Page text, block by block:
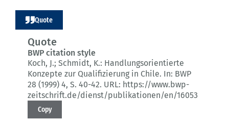
Quote
Quote
BWP citation style
Koch, J.; Schmidt, K.: Handlungsorientierte
Konzepte zur Qualifizierung in Chile. In: BWP
28 (1999) 4, S. 40-42. URL: https://www.bwp-
zeitschrift.de/dienst/publikationen/en/16053
Copy